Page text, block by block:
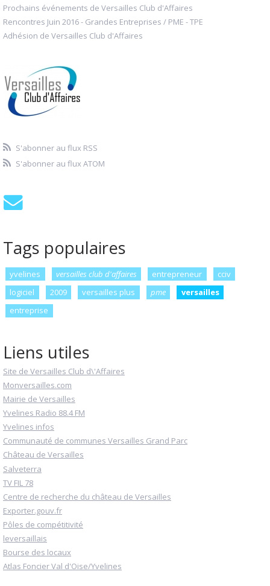
Prochains événements de Versailles Club d'Affaires
Rencontres Juin 2016 - Grandes Entreprises / PME - TPE
Adhésion de Versailles Club d'Affaires
S'abonner au flux RSS
S'abonner au flux ATOM
Tags populaires
yvelines versailles club d'affaires entrepreneur
cciv
logiciel
2009 versailles plus pme
versailles
entreprise
Liens utiles
Site de Versailles Club d\'Affaires
Monversailles.com
Mairie de Versailles
Yvelines Radio 88.4 FM
Yvelines infos
Communauté de communes Versailles Grand Parc
Château de Versailles
Salveterra
TV FIL 78
Centre de recherche du château de Versailles
Exporter.gouv.fr
Pôles de compétitivité
leversaillais
Bourse des locaux
Atlas Foncier Val d'Oise/Yvelines